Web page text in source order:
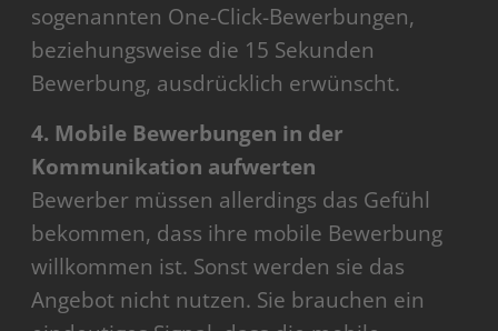
sogenannten One-Click-Bewerbungen,
beziehungsweise die 15 Sekunden
Bewerbung, ausdrücklich erwünscht.
4. Mobile Bewerbungen in der
Kommunikation aufwerten
Bewerber müssen allerdings das Gefühl
bekommen, dass ihre mobile Bewerbung
willkommen ist. Sonst werden sie das
Angebot nicht nutzen. Sie brauchen ein